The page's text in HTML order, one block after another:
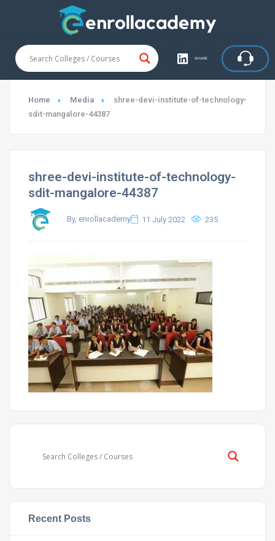
SHARE
Home Media
shree-devi-institute-of-technology-
sdit-mangalore-44387
shree-devi-institute-of-technology-
sdit-mangalore-44387
By, enrollacademy 11 July 2022 235
Recent Posts